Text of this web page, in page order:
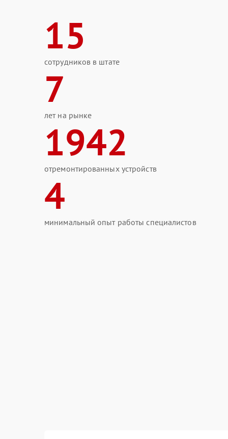
15
сотрудников в штате
7
лет на рынке
1942
отремонтированных устройств
4
минимальный опыт работы специалистов